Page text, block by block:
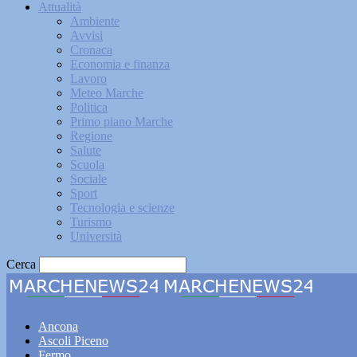
Attualità
Ambiente
Avvisi
Cronaca
Economia e finanza
Lavoro
Meteo Marche
Politica
Primo piano Marche
Regione
Salute
Scuola
Sociale
Sport
Tecnologia e scienze
Turismo
Università
Cerca
Ancona
Ascoli Piceno